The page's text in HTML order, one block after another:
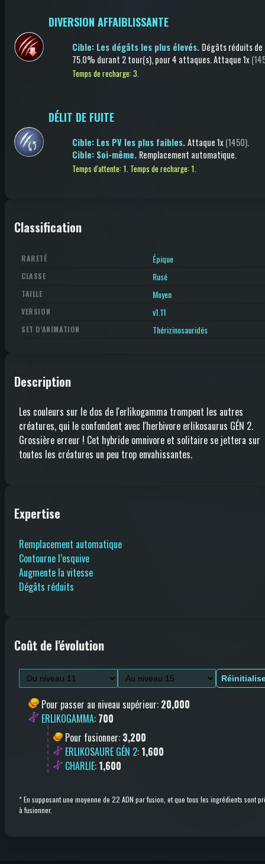
DIVERSION AFFAIBLISSANTE
Cible: Les dégâts les plus élevés. Dégâts réduitsde
75.0% durant 2 tour(s), pour 4 attaques.Attaque1x
Temps de recharge: 3.
DÉLIT DE FUITE
Cible: Les PV les plus faibles.Attaque1x(1450).
Cible: Soi-même. Remplacement automatique.
Temps d'attente: 1. Temps de recharge: 1.
Classification
RARETÉ Épique
CLASSE Rusé
TAILLE Moyen
VERSION v1.11
SET D'ANIMATION Thérizinosauridés
Description
Les couleurs sur le dos de l'erlikogamma trompent les autres
créatures, qui le confondent avec l'herbivore erlikosaurus GÉN 2.
Grossière erreur ! Cet hybride omnivore et solitaire se jettera sur
toutes les créatures un peu trop envahissantes.
Expertise
Remplacement automatique
Contourne l’esquive
Augmente la vitesse
Dégâts réduits
Coût de l'évolution
Pour passer au niveau supérieur: 20,000
ERLIKOGAMMA: 700
Pour fusionner: 3,200
ERLIKOSAURE GÉN 2: 1,600
CHARLIE: 1,600
*En supposant une moyenne de 22 ADN par fusion, et que tous les ingrédients sont
à fusionner.